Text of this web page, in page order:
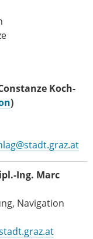
Koch-
)
Ing. Marc
Navigation